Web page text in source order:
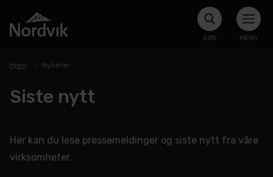
SØK MENY
Hjem Nyheter
Siste nytt
Her kan du lese pressemeldinger og siste nytt fra våre
virksomheter.